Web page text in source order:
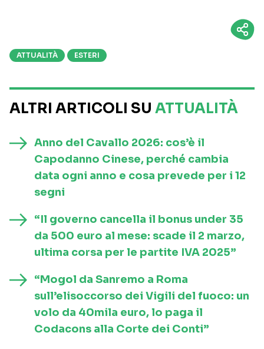
ATTUALITÀ ESTERI
ALTRI ARTICOLI SU ATTUALITÀ
Anno del Cavallo 2026: cos’è il
Capodanno Cinese, perché cambia
data ogni anno e cosa prevede per i 12
segni
“Il governo cancella il bonus under 35
da 500 euro al mese: scade il 2 marzo,
ultima corsa per le partite IVA 2025”
“Mogol da Sanremo a Roma
sull’elisoccorso dei Vigili del fuoco: un
volo da 40mila euro, lo paga il
Codacons alla Corte dei Conti”